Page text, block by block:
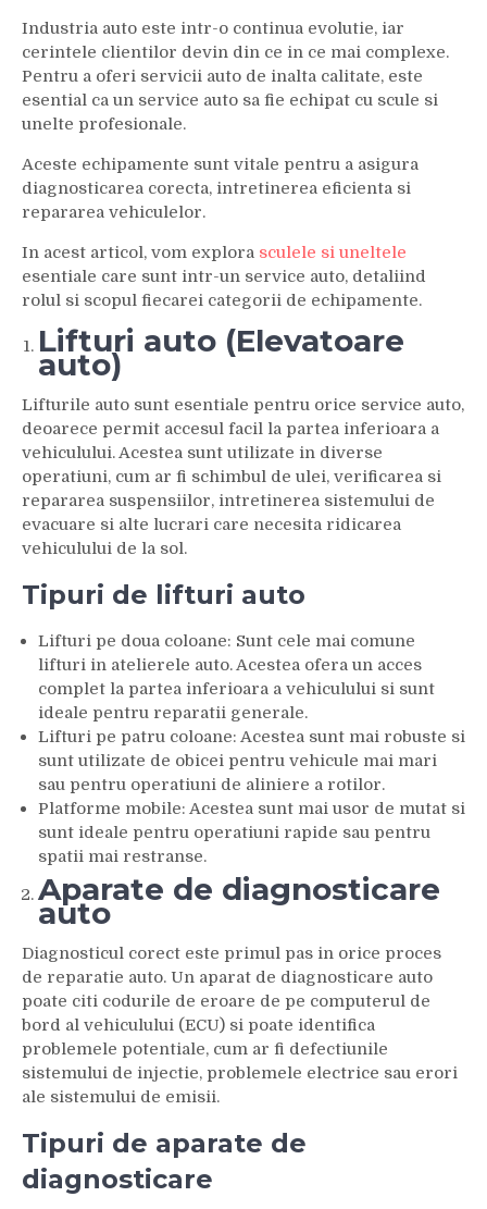
Industria auto este intr-o continua evolutie, iar
cerintele clientilor devin din ce in ce mai complexe.
Pentru a oferi servicii auto de inalta calitate, este
esential ca un service auto sa fie echipat cu scule si
unelte profesionale.
Aceste echipamente sunt vitale pentru a asigura
diagnosticarea corecta, intretinerea eficienta si
repararea vehiculelor.
In acest articol, vom explora sculele si uneltele
esentiale care sunt intr-un service auto, detaliind
rolul si scopul fiecarei categorii de echipamente.
Lifturi auto (Elevatoare
auto)
Lifturile auto sunt esentiale pentru orice service auto,
deoarece permit accesul facil la partea inferioara a
vehiculului. Acestea sunt utilizate in diverse
operatiuni, cum ar fi schimbul de ulei, verificarea si
repararea suspensiilor, intretinerea sistemului de
evacuare si alte lucrari care necesita ridicarea
vehiculului de la sol.
Tipuri de lifturi auto
Lifturi pe doua coloane: Sunt cele mai comune
lifturi in atelierele auto. Acestea ofera un acces
complet la partea inferioara a vehiculului si sunt
ideale pentru reparatii generale.
Lifturi pe patru coloane: Acestea sunt mai robuste si
sunt utilizate de obicei pentru vehicule mai mari
sau pentru operatiuni de aliniere a rotilor.
Platforme mobile: Acestea sunt mai usor de mutat si
sunt ideale pentru operatiuni rapide sau pentru
spatii mai restranse.
Aparate de diagnosticare
auto
Diagnosticul corect este primul pas in orice proces
de reparatie auto. Un aparat de diagnosticare auto
poate citi codurile de eroare de pe computerul de
bord al vehiculului (ECU) si poate identifica
problemele potentiale, cum ar fi defectiunile
sistemului de injectie, problemele electrice sau erori
ale sistemului de emisii.
Tipuri de aparate de
diagnosticare